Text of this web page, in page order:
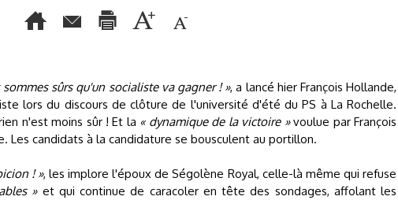
sûrs qu'un socialiste va gagner ! », a lancé hier François Hollande,
lors du discours de clôture de l'université d'été du PS à La Rochelle.
n'est moins sûr ! Et la « dynamique de la victoire »voulue par François
Les candidats à la candidature se bousculent au portillon.
! », les implore l'époux de Ségolène Royal, celle-là même qui refuse
»et qui continue de caracoler en tête des sondages, affolant les